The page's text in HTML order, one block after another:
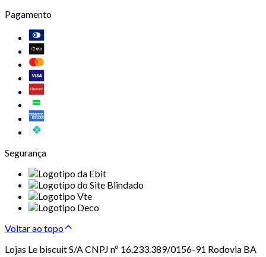
Pagamento
Segurança
Voltar ao topo
Lojas Le biscuit S/A CNPJ nº 16.233.389/0156-91 Rodovia BA